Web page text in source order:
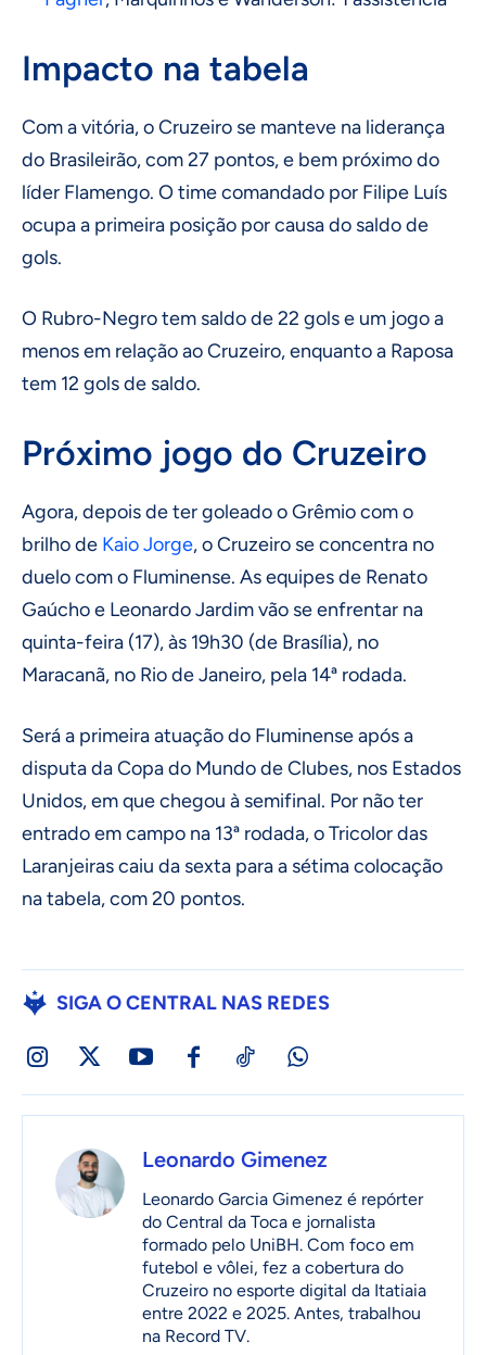
Impacto na tabela
Com a vitória, o Cruzeiro se manteve na liderança
do Brasileirão, com 27 pontos, e bem próximo do
líder Flamengo. O time comandado por Filipe Luís
ocupa a primeira posição por causa do saldo de
gols.
O Rubro-Negro tem saldo de 22 gols e um jogo a
menos em relação ao Cruzeiro, enquanto a Raposa
tem 12 gols de saldo.
Próximo jogo do Cruzeiro
Agora, depois de ter goleado o Grêmio com o
brilho de Kaio Jorge, o Cruzeiro se concentra no
duelo com o Fluminense. As equipes de Renato
Gaúcho e Leonardo Jardim vão se enfrentar na
quinta-feira (17), às 19h30 (de Brasília), no
Maracanã, no Rio de Janeiro, pela 14ª rodada.
Será a primeira atuação do Fluminense após a
disputa da Copa do Mundo de Clubes, nos Estados
Unidos, em que chegou à semifinal. Por não ter
entrado em campo na 13ª rodada, o Tricolor das
Laranjeiras caiu da sexta para a sétima colocação
na tabela, com 20 pontos.
SIGA O CENTRAL NAS REDES
Leonardo Gimenez
Leonardo Garcia Gimenez é repórter
do Central da Toca e jornalista
formado pelo UniBH. Com foco em
futebol e vôlei, fez a cobertura do
Cruzeiro no esporte digital da Itatiaia
entre 2022 e 2025. Antes, trabalhou
na Record TV.